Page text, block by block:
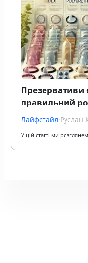
Презервативи
правильний
Лайфстайл·Руслан
У цій статті ми